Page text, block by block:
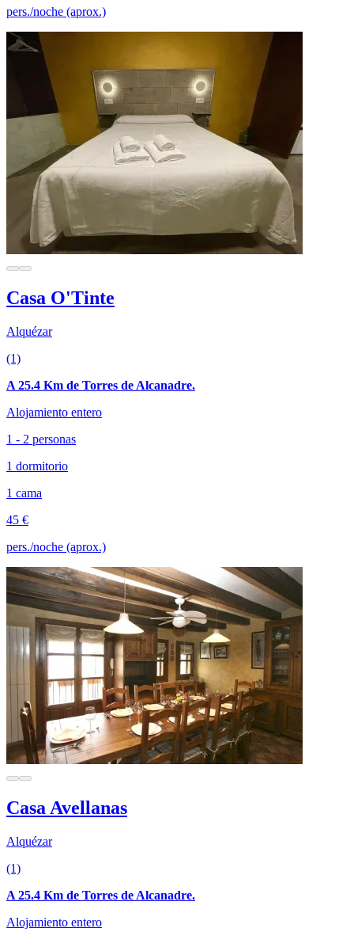
pers./noche (aprox.)
Casa O'Tinte
Alquézar
(1)
A 25.4 Km de Torres de Alcanadre.
Alojamiento entero
1 - 2 personas
1 dormitorio
1 cama
45 €
pers./noche (aprox.)
Casa Avellanas
Alquézar
(1)
A 25.4 Km de Torres de Alcanadre.
Alojamiento entero